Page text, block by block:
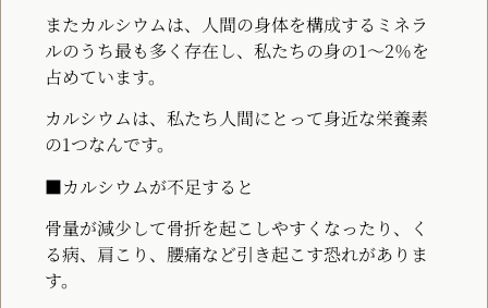
またカルシウムは、人間の身体を構成するミネラ
ルのうち最も多く存在し、私たちの身の1～2％を
占めています。
カルシウムは、私たち人間にとって身近な栄養素
の1つなんです。
■カルシウムが不足すると
骨量が減少して骨折を起こしやすくなったり、く
る病、肩こり、腰痛など引き起こす恐れがありま
す。